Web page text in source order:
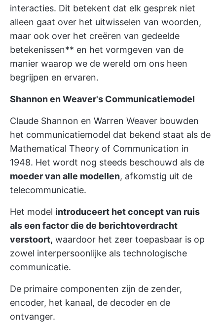
interacties. Dit betekent dat elk gesprek niet
alleen gaat over het uitwisselen van woorden,
maar ook over het creëren van gedeelde
betekenissen** en het vormgeven van de
manier waarop we de wereld om ons heen
begrijpen en ervaren.
Shannon en Weaver's Communicatiemodel
Claude Shannon en Warren Weaver bouwden
het communicatiemodel dat bekend staat als de
Mathematical Theory of Communication in
1948. Het wordt nog steeds beschouwd als de
moeder van alle modellen, afkomstig uit de
telecommunicatie.
Het model introduceert het concept van ruis
als een factor die de berichtoverdracht
verstoort, waardoor het zeer toepasbaar is op
zowel interpersoonlijke als technologische
communicatie.
De primaire componenten zijn de zender,
encoder, het kanaal, de decoder en de
ontvanger.